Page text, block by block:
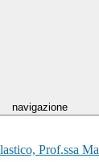
navigazione
Prof.ssa